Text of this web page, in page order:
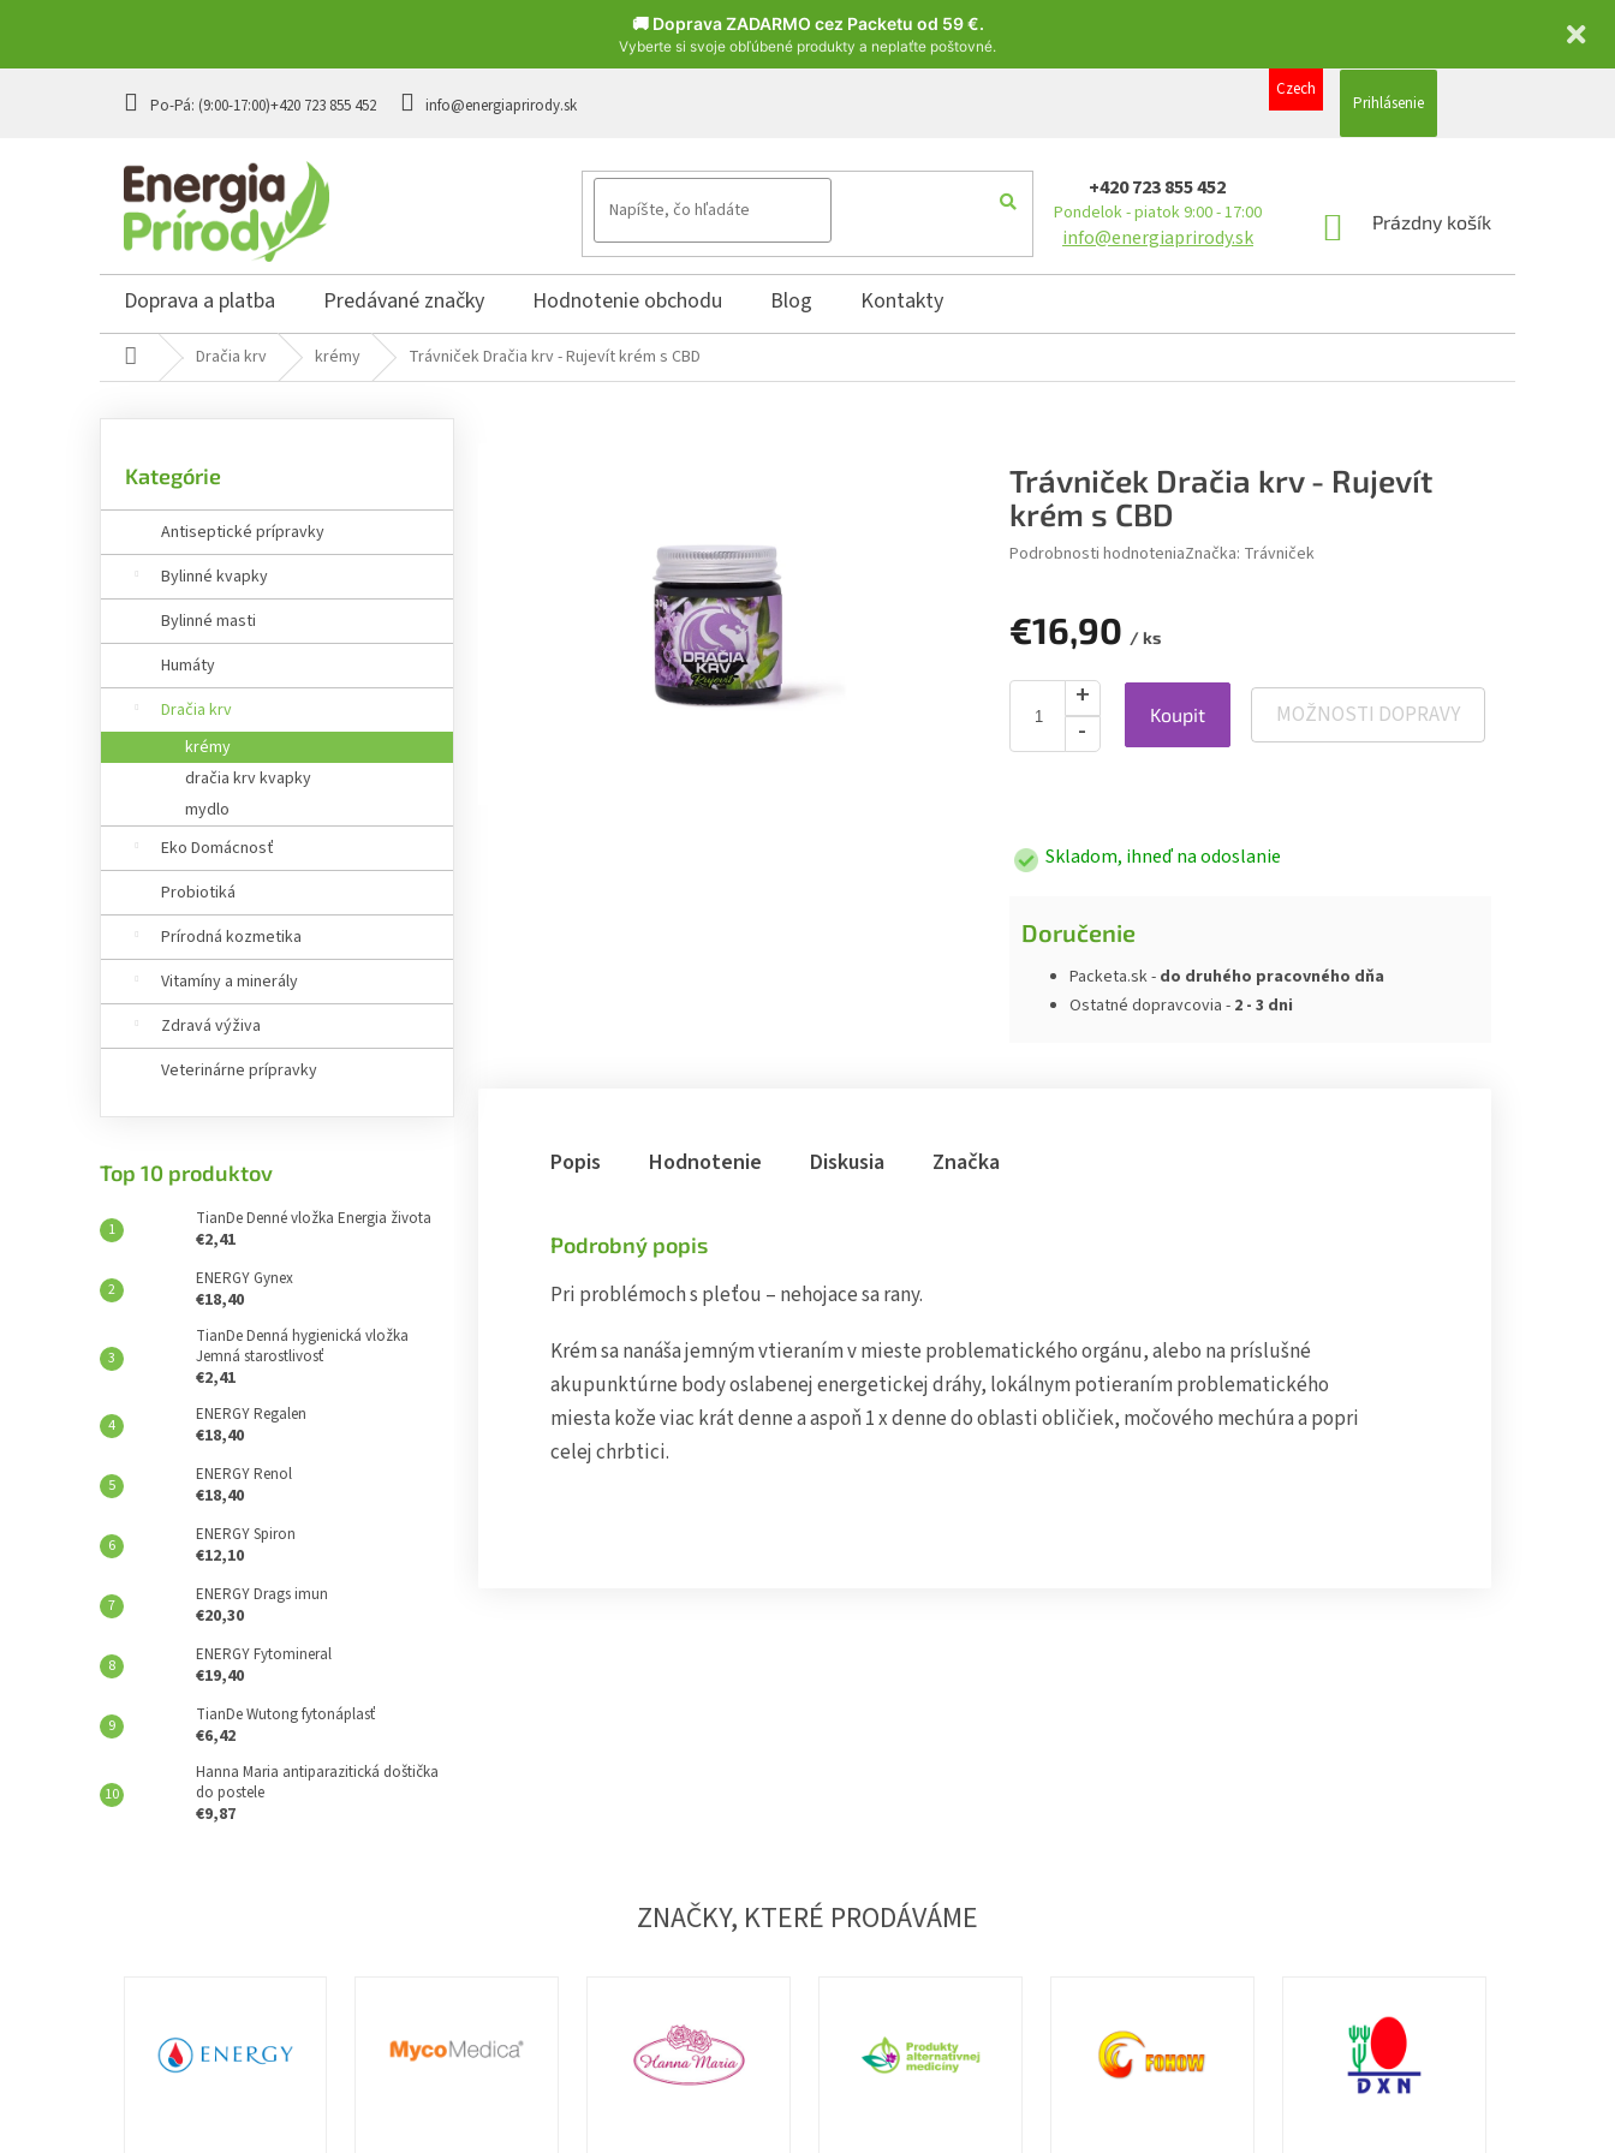
🚚 Doprava ZADARMO cez Packetu od 59 €.
Vyberte si svoje obľúbené produkty a neplaťte poštovné.
+420 723 855 452 info@energiaprirody.sk
Czech
Prihlásenie
+420 723 855 452
Pondelok - piatok 9:00 - 17:00
info@energiaprirody.sk
NÁKUPNÝ
Prázdny košík
Doprava a platba Predávané značky Hodnotenie obchodu Blog Kontakty
DomovDračia krv krémy Trávniček Dračia krv - Rujevít krém s CBD
o
a
e
kategórie
Kategórie
Antiseptické prípravky
Bylinné kvapky
Bylinné masti
Humáty
Dračia krv
krémy
dračia krv kvapky
mydlo
Eko Domácnosť
Probiotiká
Prírodná kozmetika
Vitamíny a minerály
Zdravá výživa
Veterinárne prípravky
Top 10 produktov
TianDe Denné vložka Energia života
€2,41
ENERGY Gynex
€18,40
TianDe Denná hygienická vložka
Jemná starostlivosť
€2,41
ENERGY Regalen
€18,40
ENERGY Renol
€18,40
ENERGY Spiron
€12,10
ENERGY Drags imun
€20,30
ENERGY Fytomineral
€19,40
TianDe Wutong fytonáplasť
€6,42
Hanna Maria antiparazitická doštička
do postele
€9,87
Trávniček Dračia krv - Rujevít
krém s CBD
Podrobnosti hodnoteniaZnačka: Trávniček
€16,90 / ks
Koupit MOŽNOSTI DOPRAVY
Skladom, ihneď na odoslanie
Doručenie
Packeta.sk - do druhého pracovného dňa
Ostatné dopravcovia - 2 - 3 dni
Popis Hodnotenie Diskusia Značka
Podrobný popis
Pri problémoch s pleťou – nehojace sa rany.
Krém sa nanáša jemným vtieraním v mieste problematického orgánu, alebo na príslušné
akupunktúrne body oslabenej energetickej dráhy, lokálnym potieraním problematického
miesta kože viac krát denne a aspoň 1 x denne do oblasti obličiek, močového mechúra a popri
celej chrbtici.
ZNAČKY, KTERÉ PRODÁVÁME